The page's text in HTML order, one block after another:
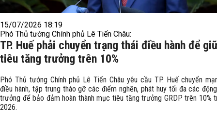
15/07/2026 18:19
Phó Thủ tướng Chính phủ Lê Tiến Châu:
TP. Huế phải chuyển trạng thái điều hành để
tiêu tăng trưởng trên 10%
Phó Thủ tướng Chính phủ Lê Tiến Châu yêu cầu TP. Huế chuyển
điều hành, tập trung tháo gỡ các điểm nghẽn, phát huy tối đa các
trưởng để bảo đảm hoàn thành mục tiêu tăng trưởng GRDP trên 10%
2026.